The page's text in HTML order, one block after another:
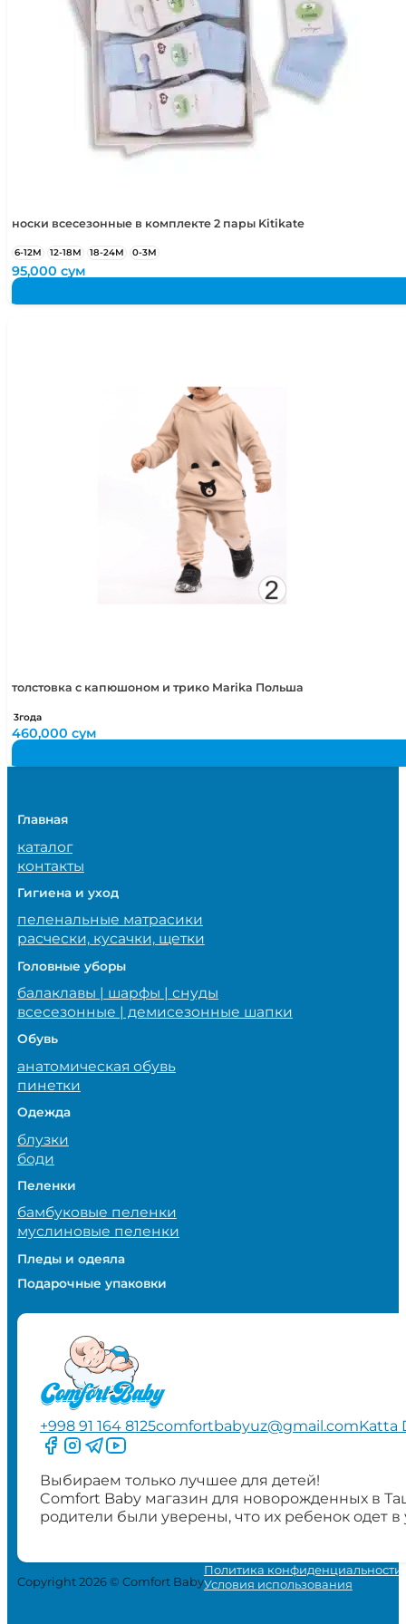
носки всесезонные в комплекте 2 пары Kitikate
6-12М 12-18М 18-24М 0-3М
95,000сум
толстовка с капюшоном и трико Marika Польша
3года
460,000сум
Главная
каталог
контакты
Гигиена и уход
пеленальные матрасики
расчески, кусачки, щетки
Головные уборы
балаклавы | шарфы | снуды
всесезонные | демисезонные шапки
Обувь
анатомическая обувь
пинетки
Одежда
блузки
боди
Пеленки
бамбуковые пеленки
муслиновые пеленки
Пледы и одеяла
Подарочные упаковки
+998 91 164 8125comfortbabyuz@gmail.comKatta
Следите за нами на Facebook
Следите за нами в Instagram
Следите за нами в Telegram
Следите за нами в YouTube
Выбираем только лучшее для детей!
Comfort Baby магазин для новорожденных в
родители были уверены, что их ребенок одет
Copyright 2026 © Comfort Baby
Политика конфиденциальности
Условия использования